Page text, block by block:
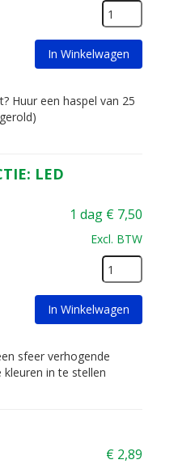
In Winkelwagen
Huur een haspel van 25
LED
1 dag € 7,50
Excl. BTW
In Winkelwagen
sfeer verhogende
kleuren in te stellen
€ 2,89